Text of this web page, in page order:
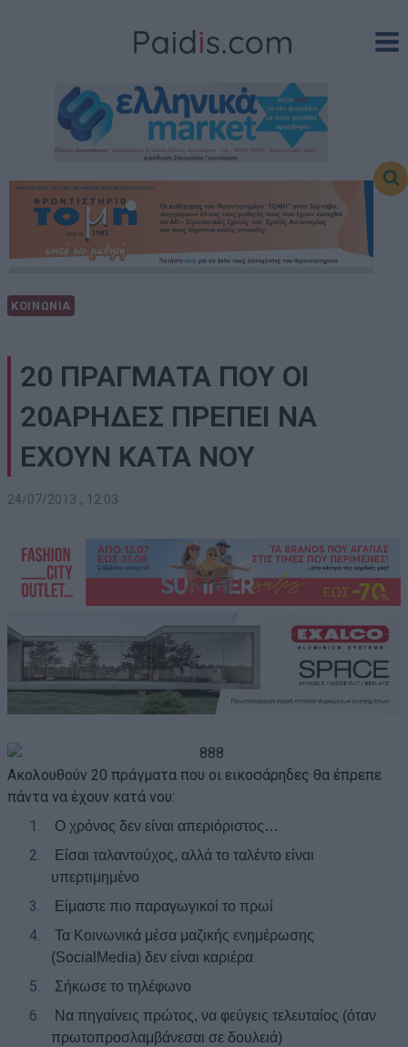
ΚΟΙΝΩΝΙΑ
20 ΠΡΑΓΜΑΤΑ ΠΟΥ ΟΙ
20ΑΡΗΔΕΣ ΠΡΕΠΕΙ ΝΑ
ΕΧΟΥΝ ΚΑΤΑ ΝΟΥ
24/07/2013 , 12:03
Ακολουθούν 20 πράγματα που οι εικοσάρηδες θα έπρεπε
πάντα να έχουν κατά νου:
1.
Ο χρόνος δεν είναι απεριόριστος…
2.
Είσαι ταλαντούχος, αλλά το ταλέντο είναι
υπερτιμημένο
3. Είμαστε πιο παραγωγικοί το πρωί
4.
Τα Κοινωνικά μέσα μαζικής ενημέρωσης
(Social Media) δεν είναι καριέρα
5. Σήκωσε το τηλέφωνο
6.
Να πηγαίνεις πρώτος, να φεύγεις τελευταίος (όταν
πρωτοπροσλαμβάνεσαι σε δουλειά)